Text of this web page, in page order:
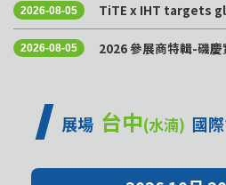
2026-08-05
TiTE x IHT targets
Golden Sourcing
2026-08-05 2026 參展商特輯-磯
展場 台中(水湳) 國